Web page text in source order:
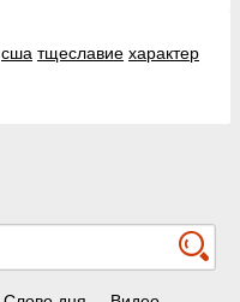
сша тщеславие характер